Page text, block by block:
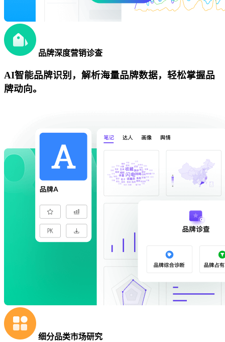
品牌深度营销诊查
AI智能品牌识别，解析海量品牌数据，轻松掌握品
牌动向。
细分品类市场研究